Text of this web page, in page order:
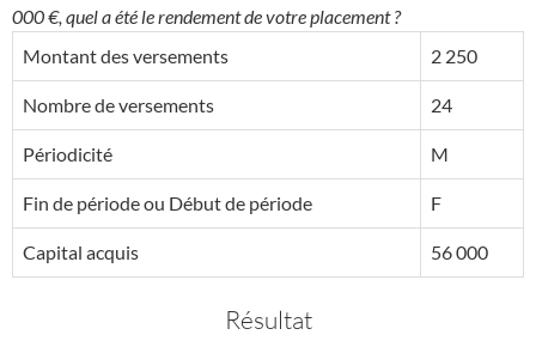
000 €, quel a été le rendement de votre placement ?
Montant des versements
2 250
Nombre de versements 24
Périodicité M
Fin de période ou Début de période F
Capital acquis 56 000
Résultat